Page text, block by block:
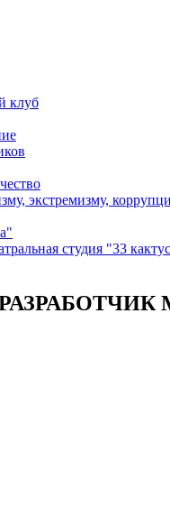
клуб
экстремизму,
студия "33